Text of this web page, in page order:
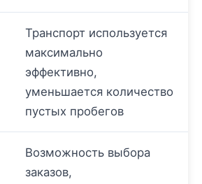
Транспорт используется
максимально
эффективно,
уменьшается количество
пустых пробегов
Возможность выбора
заказов,